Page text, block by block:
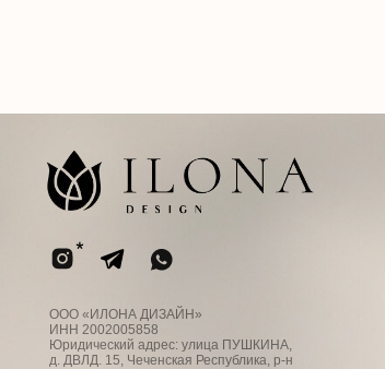
ООО «ИЛОНА ДИЗАЙН»
Юридический адрес: улица ПУШКИНА,
д. ДВЛД. 15, Чеченская Республика, р-н
Ачхой-Мартановский, г. ЯНДИ